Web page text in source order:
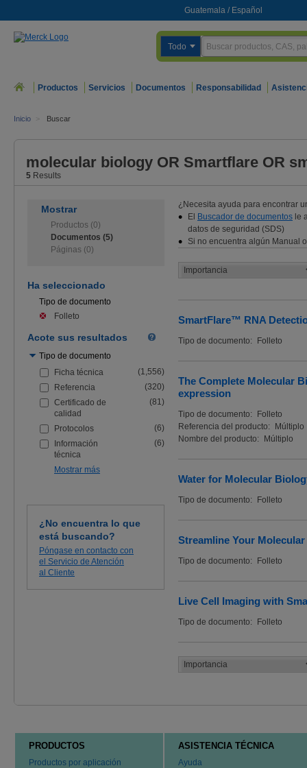
Guatemala / Español
Todo
Productos Servicios Documentos Responsabilidad
Inicio > Buscar
molecular biology OR Smartflare OR
5 Results
Mostrar
Productos (0)
Documentos (5)
Páginas (0)
Ha seleccionado
Tipo de documento
Folleto
Acote sus resultados
filtros
siguientes
refinar
búsqueda
Tipo de documento
Ficha técnica
(1,556)
Referencia
(320)
Certificado de
calidad
(81)
Protocolos
(6)
Información
técnica
(6)
Mostrar más
¿No encuentra lo que
está buscando?
Póngase en contacto con
el Servicio de Atención
al Cliente
¿Necesita ayuda para encontrar
El Buscador de documentos le
datos de seguridad (SDS)
Si no encuentra algún Manual
SmartFlare™ RNA
Tipo de documento: Folleto
The Complete Molecular
expression
Tipo de documento:
Folleto
Referencia del producto:
Múltiplo
Nombre del producto:
Múltiplo
Water for Molecular
Tipo de documento: Folleto
Streamline Your
Tipo de documento: Folleto
Live Cell Imaging with
Tipo de documento: Folleto
PRODUCTOS
Productos por aplicación
ASISTENCIA TÉCNICA
Ayuda